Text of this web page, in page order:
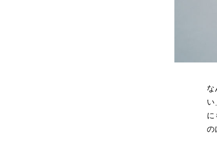
な
い
に
の